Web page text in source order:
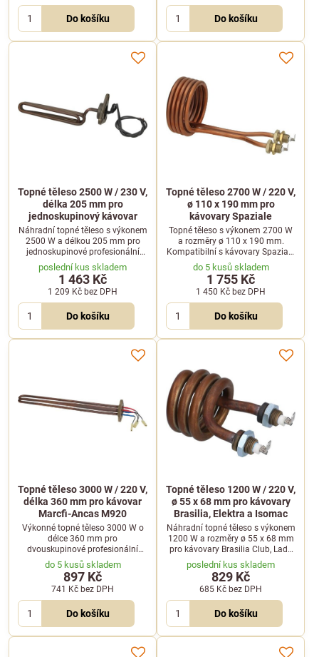
Do košíku Do košíku
Topné těleso 2500 W / 230 V,
délka 205 mm pro
jednoskupinový kávovar
Náhradní topné těleso s výkonem
2500 W a délkou 205 mm pro
jednoskupinové profesionální
kávovary. Zajišťuje rychlý a
spolehlivý ohřev vody.
poslední kus skladem
1 463 Kč
1 209 Kč bez DPH
Do košíku
Topné těleso 2700 W / 220 V,
ø 110 x 190 mm pro
kávovary Spaziale
Topné těleso s výkonem 2700 W
a rozměry ø 110 x 190 mm.
Kompatibilní s kávovary Spaziale
S9, S9-Compact, S9-DSP, Spazio a
Vittoria.
do 5 kusů skladem
1 755 Kč
1 450 Kč bez DPH
Do košíku
Topné těleso 3000 W / 220 V,
délka 360 mm pro kávovar
Marcfi-Ancas M920
Výkonné topné těleso 3000 W o
délce 360 mm pro
dvouskupinové profesionální
kávovary. Plně kompatibilní s
modelem Marcfi-Ancas M920.
do 5 kusů skladem
897 Kč
741 Kč bez DPH
Do košíku
Topné těleso 1200 W / 220 V,
ø 55 x 68 mm pro kávovary
Brasilia, Elektra a Isomac
Náhradní topné těleso s výkonem
1200 W a rozměry ø 55 x 68 mm
pro kávovary Brasilia Club, Lady,
Elektra Mini-Verticale a Isomac
Maverick či Venus.
poslední kus skladem
829 Kč
685 Kč bez DPH
Do košíku